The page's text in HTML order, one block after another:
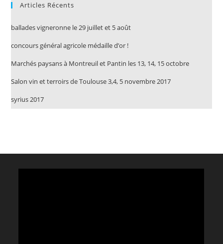
Articles Récents
ballades vigneronne le 29 juillet et 5 août
concours général agricole médaille d’or !
Marchés paysans à Montreuil et Pantin les 13, 14, 15 octobre
Salon vin et terroirs de Toulouse 3,4, 5 novembre 2017
syrius 2017